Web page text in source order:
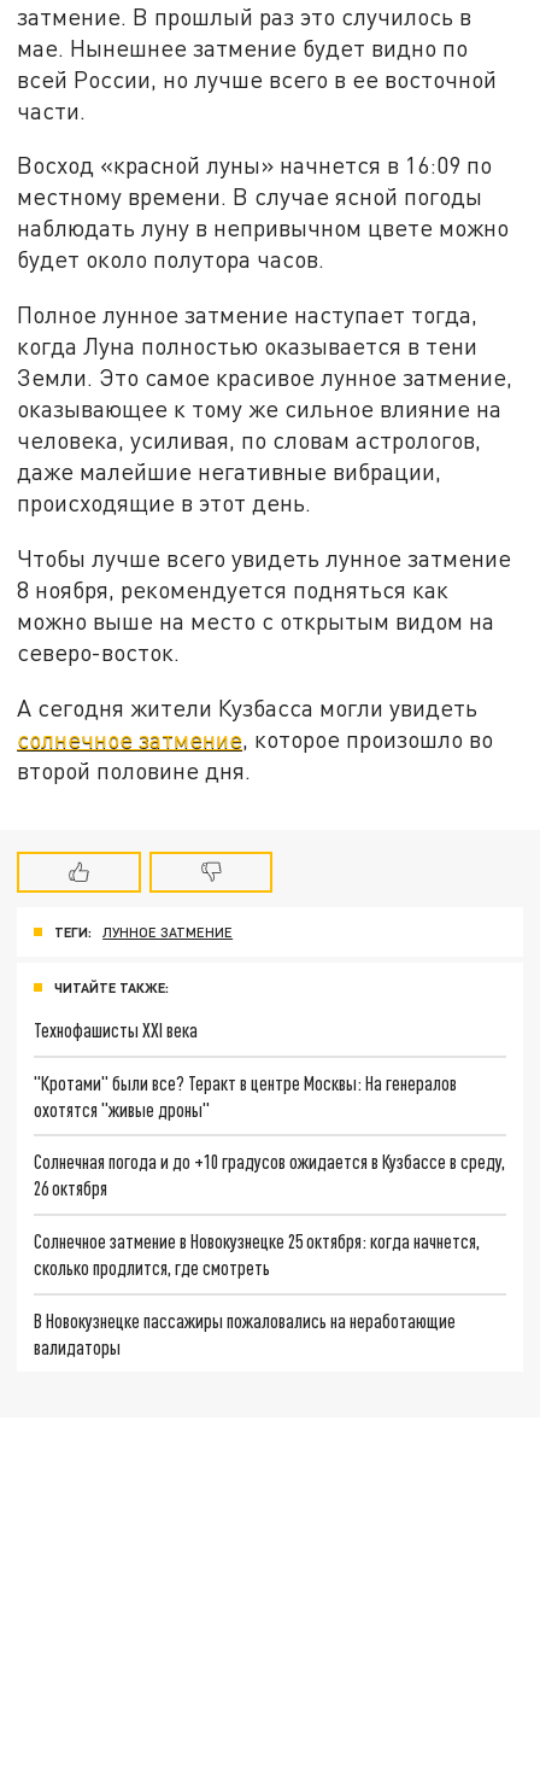
затмение. В прошлый раз это случилось в
мае. Нынешнее затмение будет видно по
всей России, но лучше всего в ее восточной
части.
Восход «красной луны» начнется в 16:09 по
местному времени. В случае ясной погоды
наблюдать луну в непривычном цвете можно
будет около полутора часов.
Полное лунное затмение наступает тогда,
когда Луна полностью оказывается в тени
Земли. Это самое красивое лунное затмение,
оказывающее к тому же сильное влияние на
человека, усиливая, по словам астрологов,
даже малейшие негативные вибрации,
происходящие в этот день.
Чтобы лучше всего увидеть лунное затмение
8 ноября, рекомендуется подняться как
можно выше на место с открытым видом на
северо-восток.
А сегодня жители Кузбасса могли увидеть
солнечное затмение , которое произошло во
второй половине дня.
ТЕГИ: ЛУННОЕ ЗАТМЕНИЕ
ЧИТАЙТЕ ТАКЖЕ:
Технофашисты XXI века
"Кротами" были все? Теракт в центре Москвы: На генералов
охотятся "живые дроны"
Солнечная погода и до +10 градусов ожидается в Кузбассе в среду,
26 октября
Солнечное затмение в Новокузнецке 25 октября: когда начнется,
сколько продлится, где смотреть
В Новокузнецке пассажиры пожаловались на неработающие
валидаторы